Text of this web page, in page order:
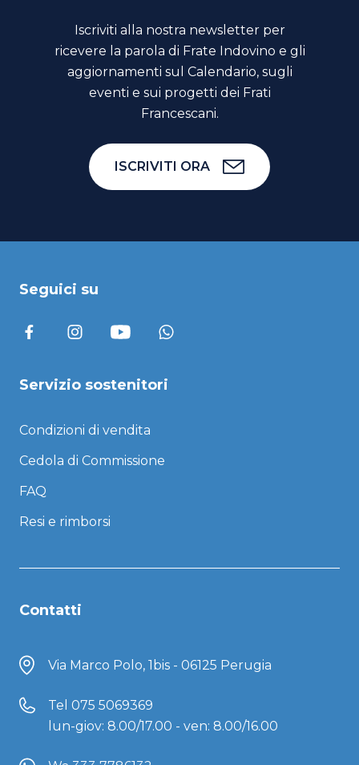
Iscriviti alla nostra newsletter per
ricevere la parola di Frate Indovino e gli
aggiornamenti sul Calendario, sugli
eventi e sui progetti dei Frati
Francescani.
ISCRIVITI ORA
Seguici su
Servizio sostenitori
Condizioni di vendita
Cedola di Commissione
FAQ
Resi e rimborsi
Contatti
Via Marco Polo, 1bis - 06125 Perugia
Tel 075 5069369
lun-giov: 8.00/17.00 - ven: 8.00/16.00